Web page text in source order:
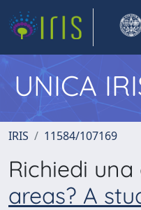
UNICA
IRIS 11584/107169
Richiedi
areas? A